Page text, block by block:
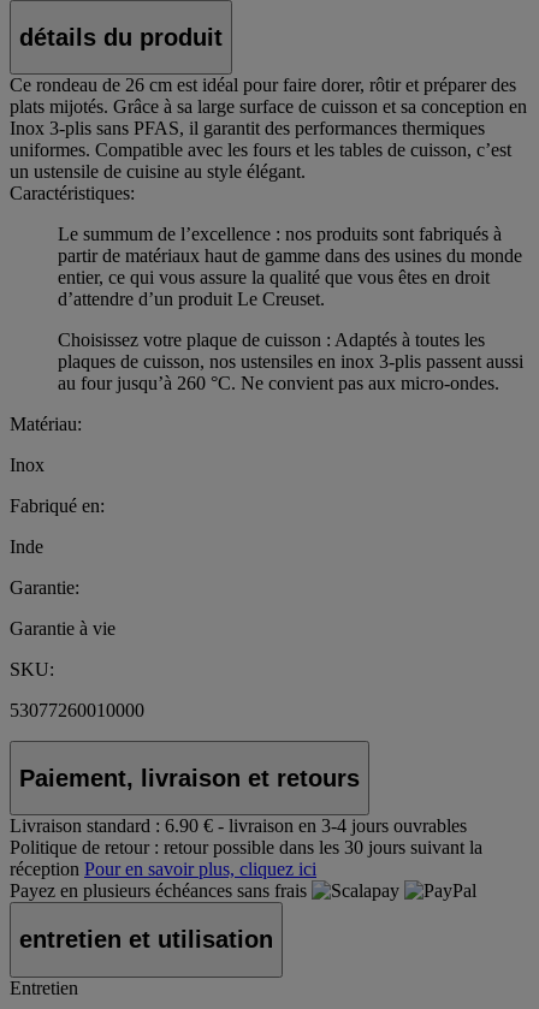
détails du produit
Ce rondeau de 26 cm est idéal pour faire dorer, rôtir et préparer des
plats mijotés. Grâce à sa large surface de cuisson et sa conception en
Inox 3-plis sans PFAS, il garantit des performances thermiques
uniformes. Compatible avec les fours et les tables de cuisson, c’est
un ustensile de cuisine au style élégant.
Caractéristiques:
Le summum de l’excellence : nos produits sont fabriqués à
partir de matériaux haut de gamme dans des usines du monde
entier, ce qui vous assure la qualité que vous êtes en droit
d’attendre d’un produit Le Creuset.
Choisissez votre plaque de cuisson : Adaptés à toutes les
plaques de cuisson, nos ustensiles en inox 3-plis passent aussi
au four jusqu’à 260 °C. Ne convient pas aux micro-ondes.
Matériau:
Inox
Fabriqué en:
Inde
Garantie:
Garantie à vie
SKU:
53077260010000
Paiement, livraison et retours
Livraison standard : 6.90 € - livraison en 3-4 jours ouvrables
Politique de retour : retour possible dans les 30 jours suivant la
réception Pour en savoir plus, cliquez ici
Payez en plusieurs échéances sans frais
entretien et utilisation
Entretien